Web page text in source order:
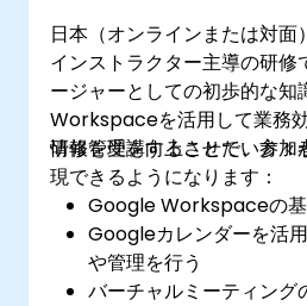
日本（オンラインまたは対面
インストラクター主導の研修
ージャーとしての初歩的な
Workspaceを活用して業務
情報管理を向上させたい方々
研修を受講することで、参加
現できるようになります：
Google Workspaceの基
Googleカレンダーを活
や管理を行う
バーチャルミーティング